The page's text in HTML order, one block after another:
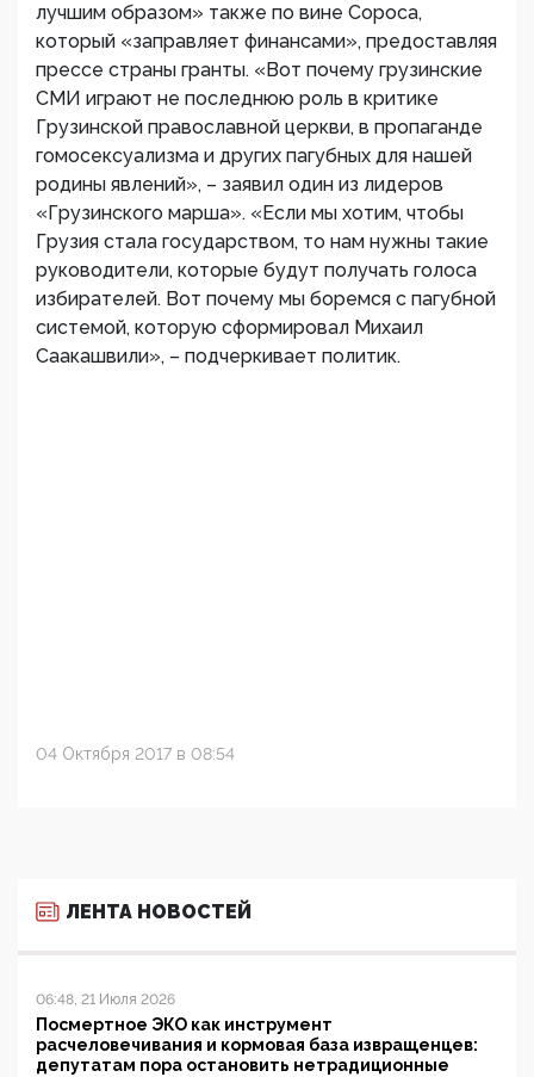
лучшим образом» также по вине Сороса,
который «заправляет финансами», предоставляя
прессе страны гранты. «Вот почему грузинские
СМИ играют не последнюю роль в критике
Грузинской православной церкви, в пропаганде
гомосексуализма и других пагубных для нашей
родины явлений», – заявил один из лидеров
«Грузинского марша». «Если мы хотим, чтобы
Грузия стала государством, то нам нужны такие
руководители, которые будут получать голоса
избирателей. Вот почему мы боремся с пагубной
системой, которую сформировал Михаил
Саакашвили», – подчеркивает политик.
04 Октября 2017 в 08:54
ЛЕНТА НОВОСТЕЙ
06:48, 21 Июля 2026
Посмертное ЭКО как инструмент
расчеловечивания и кормовая база извращенцев:
депутатам пора остановить нетрадиционные